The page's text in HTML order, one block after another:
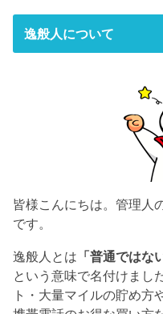
逸般人について
皆様こんにちは。管理人
です。
逸般人とは 「普通ではな
という意味で名付けまし
ト・大量マイルの貯め方